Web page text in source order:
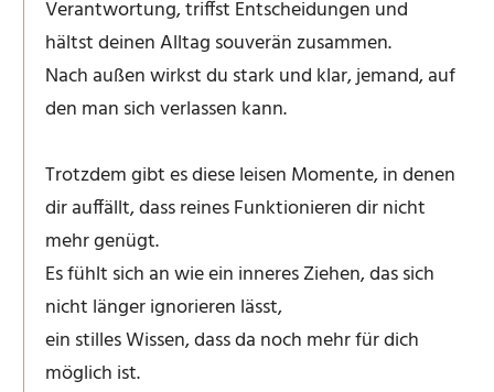
Verantwortung, triffst Entscheidungen und
hältst deinen Alltag souverän zusammen.
Nach außen wirkst du stark und klar, jemand, auf
den man sich verlassen kann.
Trotzdem gibt es diese leisen Momente, in denen
dir auffällt, dass reines Funktionieren dir nicht
mehr genügt.
Es fühlt sich an wie ein inneres Ziehen, das sich
nicht länger ignorieren lässt,
ein stilles Wissen, dass da noch mehr für dich
möglich ist.